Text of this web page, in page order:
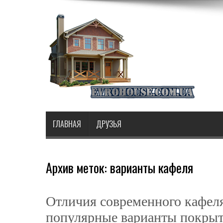
ГЛАВНАЯ ДРУЗЬЯ
Архив меток: варианты кафеля
Отличия современного
популярные варианты